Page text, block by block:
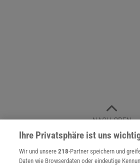
NACH OBEN
Für Sie im Spektrum-Shop
Ihre Privatsphäre ist uns
Wir und unsere218-Partner speichern und
Daten wie Browserdaten oder eindeutige